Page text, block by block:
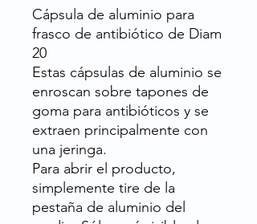
Cápsula de aluminio para
frasco de antibiótico de Diam
20
Estas cápsulas de aluminio se
enroscan sobre tapones de
goma para antibióticos y se
extraen principalmente con
una jeringa.
Para abrir el producto,
simplemente tire de la
pestaña de aluminio del